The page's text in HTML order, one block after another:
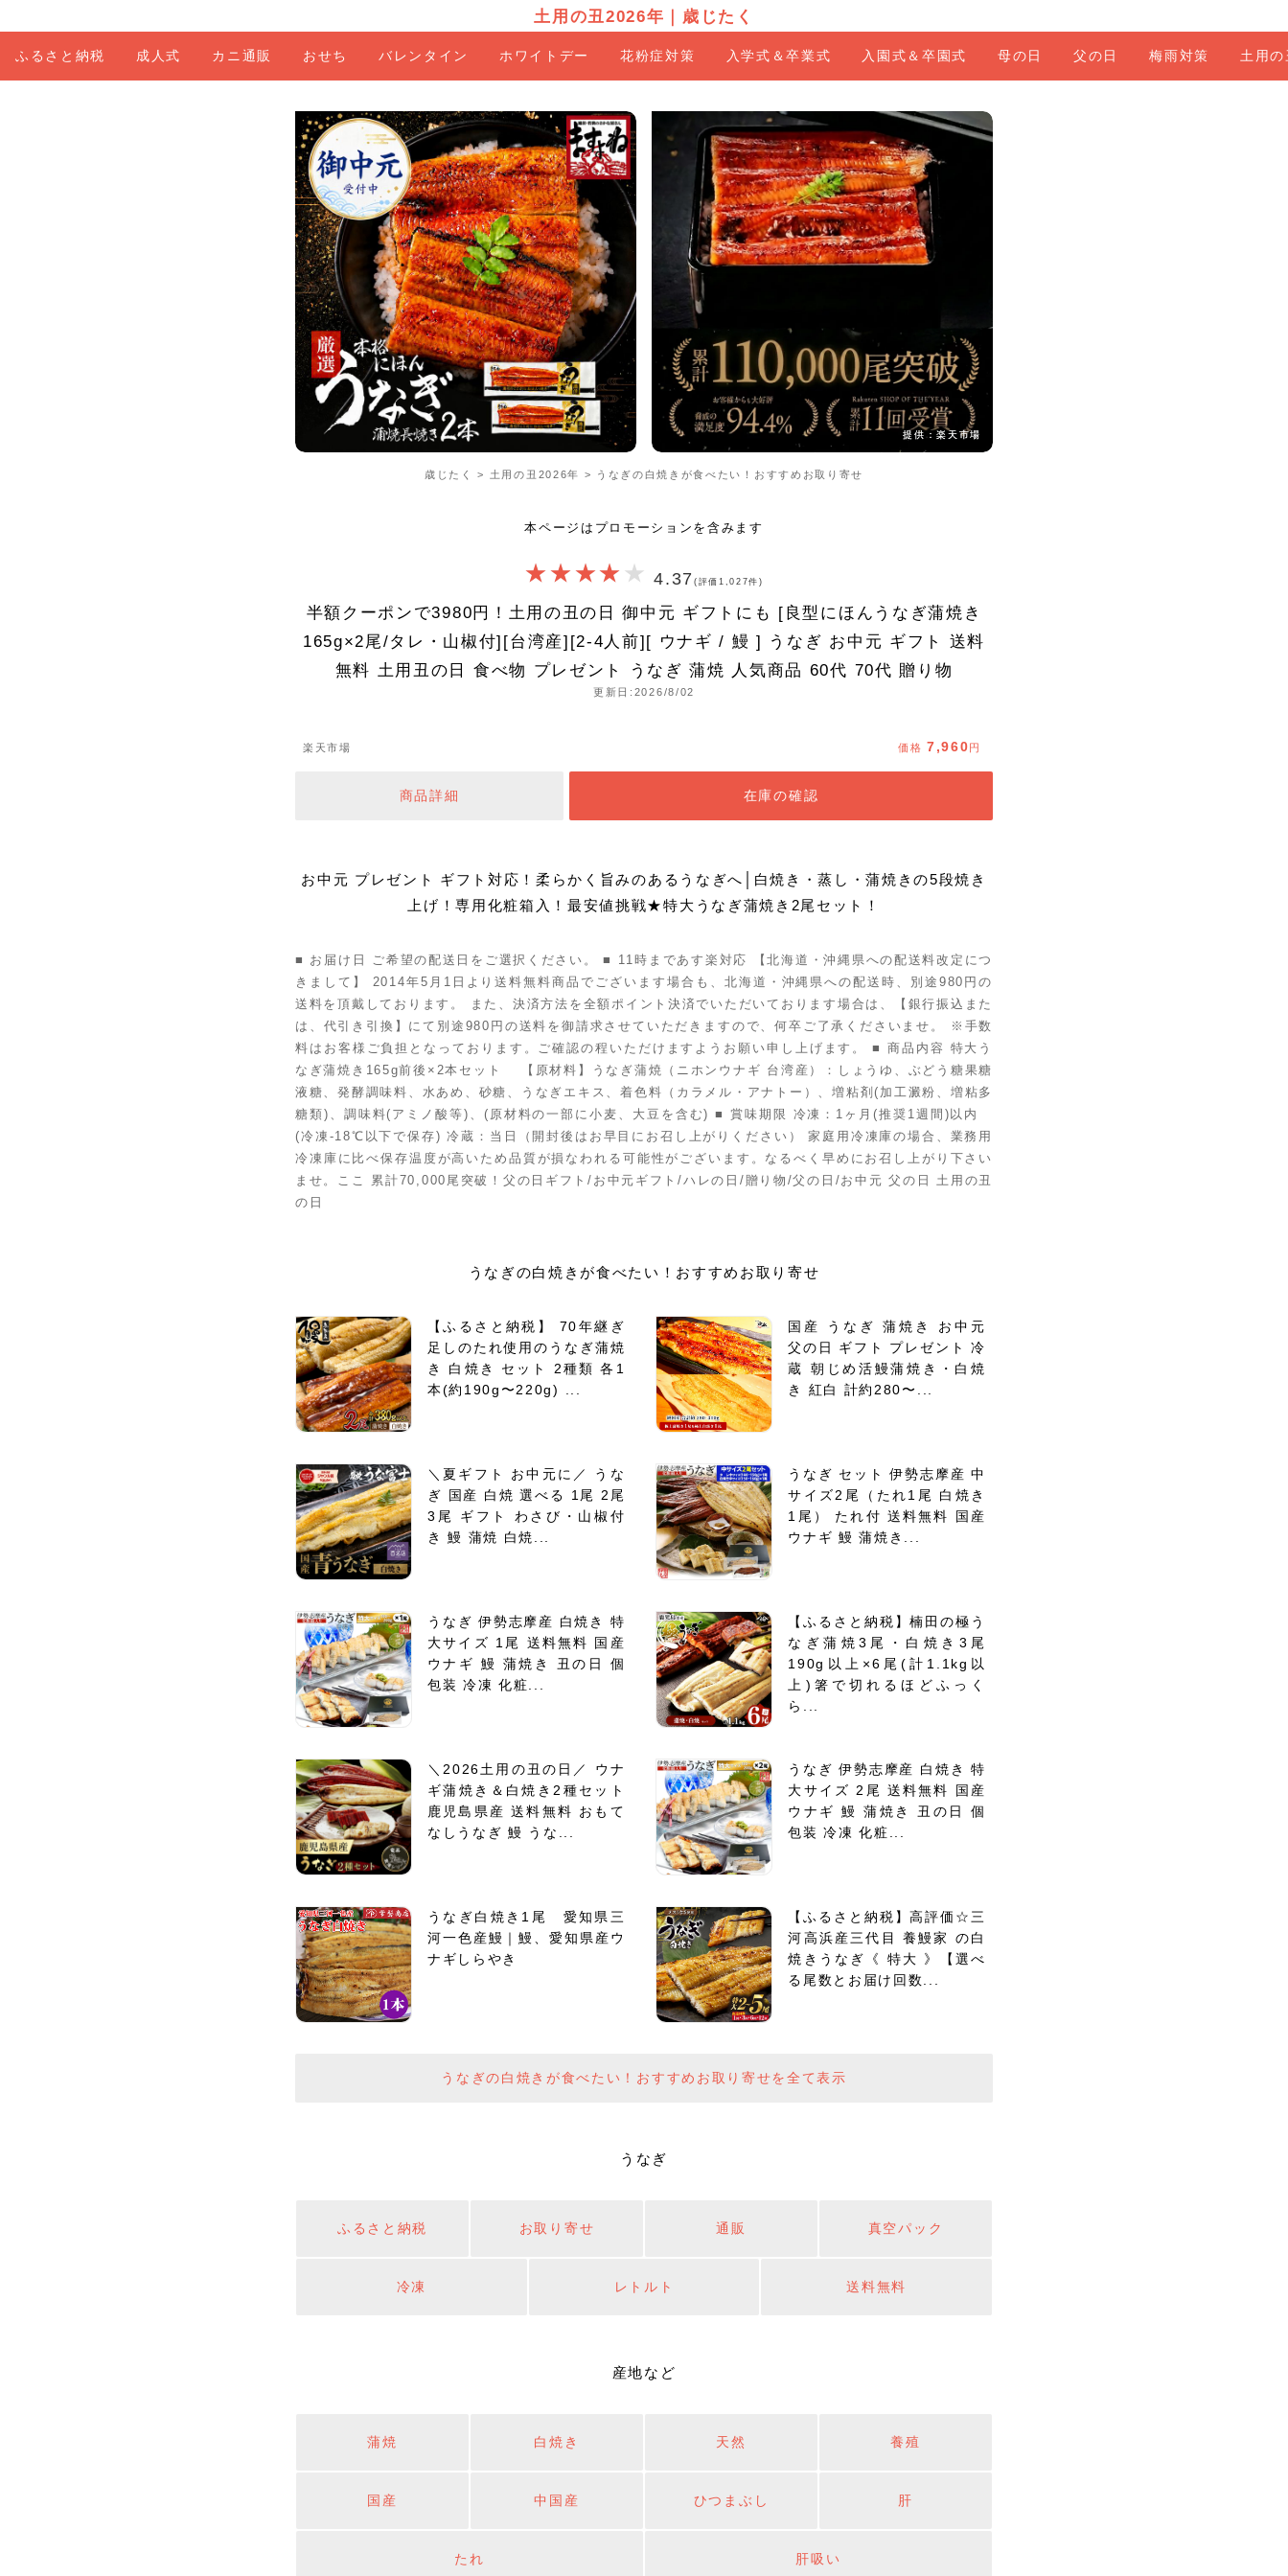
土用の丑2026年 歳じたく
ふるさと納税 成人式 カニ通販 おせち バレンタイン ホワイトデー 花粉症対策 入学式＆卒業式 入園式＆卒園式 母の日 父の日 梅雨対策 土用の
提供：楽天市場
提供：楽天市場
歳じたく > 土用の丑2026年 > うなぎの白焼きが食べたい！おすすめお取り寄せ
本ページはプロモーションを含みます
4.37 (評価1,027件)
半額クーポンで3980円！土用の丑の日 御中元 ギフトにも [良型にほんうなぎ蒲焼き
165g×2尾/タレ・山椒付][台湾産][2-4人前][ ウナギ / 鰻 ] うなぎ お中元 ギフト 送料
無料 土用丑の日 食べ物 プレゼント うなぎ 蒲焼 人気商品 60代 70代 贈り物
更新日:2026/8/02
楽天市場 価格 7,960円
商品詳細 在庫の確認
お中元 プレゼント ギフト対応！柔らかく旨みのあるうなぎへ│白焼き・蒸し・蒲焼きの5段焼き
上げ！専用化粧箱入！最安値挑戦★特大うなぎ蒲焼き2尾セット！
■ お届け日 ご希望の配送日をご選択ください。 ■ 11時まであす楽対応 【北海道・沖縄県への配送料改定につ
きまして】 2014年5月1日より送料無料商品でございます場合も、北海道・沖縄県への配送時、別途980円の
送料を頂戴しております。 また、決済方法を全額ポイント決済でいただいております場合は、【銀行振込また
は、代引き引換】にて別途980円の送料を御請求させていただきますので、何卒ご了承くださいませ。 ※手数
料はお客様ご負担となっております。ご確認の程いただけますようお願い申し上げます。 ■ 商品内容 特大う
なぎ蒲焼き165g前後×2本セット 【原材料】うなぎ蒲焼（ニホンウナギ 台湾産）：しょうゆ、ぶどう糖果糖
液糖、発酵調味料、水あめ、砂糖、うなぎエキス、着色料（カラメル・アナトー）、増粘剤(加工澱粉、増粘多
糖類)、調味料(アミノ酸等)、(原材料の一部に小麦、大豆を含む) ■ 賞味期限 冷凍：1ヶ月(推奨1週間)以内
(冷凍-18℃以下で保存) 冷蔵：当日（開封後はお早目にお召し上がりください） 家庭用冷凍庫の場合、業務用
冷凍庫に比べ保存温度が高いため品質が損なわれる可能性がございます。なるべく早めにお召し上がり下さい
ませ。ここ 累計70,000尾突破！父の日ギフト/お中元ギフト/ハレの日/贈り物/父の日/お中元 父の日 土用の丑
の日
うなぎの白焼きが食べたい！おすすめお取り寄せ
【ふるさと納税】 70年継ぎ
足しのたれ使用のうなぎ蒲焼
き 白焼き セット 2種類 各1
本(約190g〜220g) ...
国産 うなぎ 蒲焼き お中元
父の日 ギフト プレゼント 冷
蔵 朝じめ活鰻蒲焼き・白焼
き 紅白 計約280〜...
＼夏ギフト お中元に／ うな
ぎ 国産 白焼 選べる 1尾 2尾
3尾 ギフト わさび・山椒付
き 鰻 蒲焼 白焼...
うなぎ セット 伊勢志摩産 中
サイズ2尾（たれ1尾 白焼き
1尾） たれ付 送料無料 国産
ウナギ 鰻 蒲焼き...
うなぎ 伊勢志摩産 白焼き 特
大サイズ 1尾 送料無料 国産
ウナギ 鰻 蒲焼き 丑の日 個
包装 冷凍 化粧...
【ふるさと納税】楠田の極う
なぎ蒲焼3尾・白焼き3尾
190g以上×6尾(計1.1kg以
上)箸で切れるほどふっく
ら...
＼2026土用の丑の日／ ウナ
ギ蒲焼き＆白焼き2種セット
鹿児島県産 送料無料 おもて
なしうなぎ 鰻 うな...
うなぎ 伊勢志摩産 白焼き 特
大サイズ 2尾 送料無料 国産
ウナギ 鰻 蒲焼き 丑の日 個
包装 冷凍 化粧...
うなぎ白焼き1尾 愛知県三
河一色産鰻｜鰻、愛知県産ウ
ナギしらやき
【ふるさと納税】高評価☆三
河高浜産三代目 養鰻家 の白
焼きうなぎ《 特大 》【選べ
る尾数とお届け回数...
うなぎの白焼きが食べたい！おすすめお取り寄せを全て表示
うなぎ
ふるさと納税 お取り寄せ 通販 真空パック
冷凍 レトルト 送料無料
産地など
蒲焼 白焼き 天然 養殖
国産 中国産 ひつまぶし 肝
たれ 肝吸い